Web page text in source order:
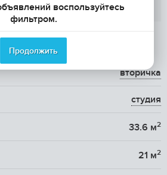
Показать телефон
вторичка
студия
33.6 м2
21 м2
воспользуйтесь
фильтром.
Продолжить